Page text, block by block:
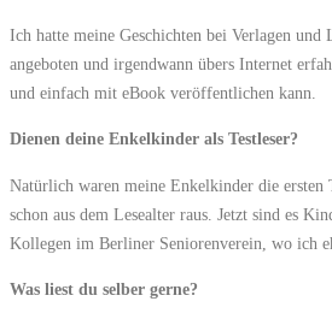
Ich hatte meine Geschichten bei Verlagen
angeboten und irgendwann übers Internet
und einfach mit eBook veröffentlichen kann.
Dienen deine Enkelkinder als Testleser?
Natürlich waren meine Enkelkinder die ersten
schon aus dem Lesealter raus. Jetzt sind es
Kollegen im Berliner Seniorenverein, wo ich
Was liest du selber gerne?